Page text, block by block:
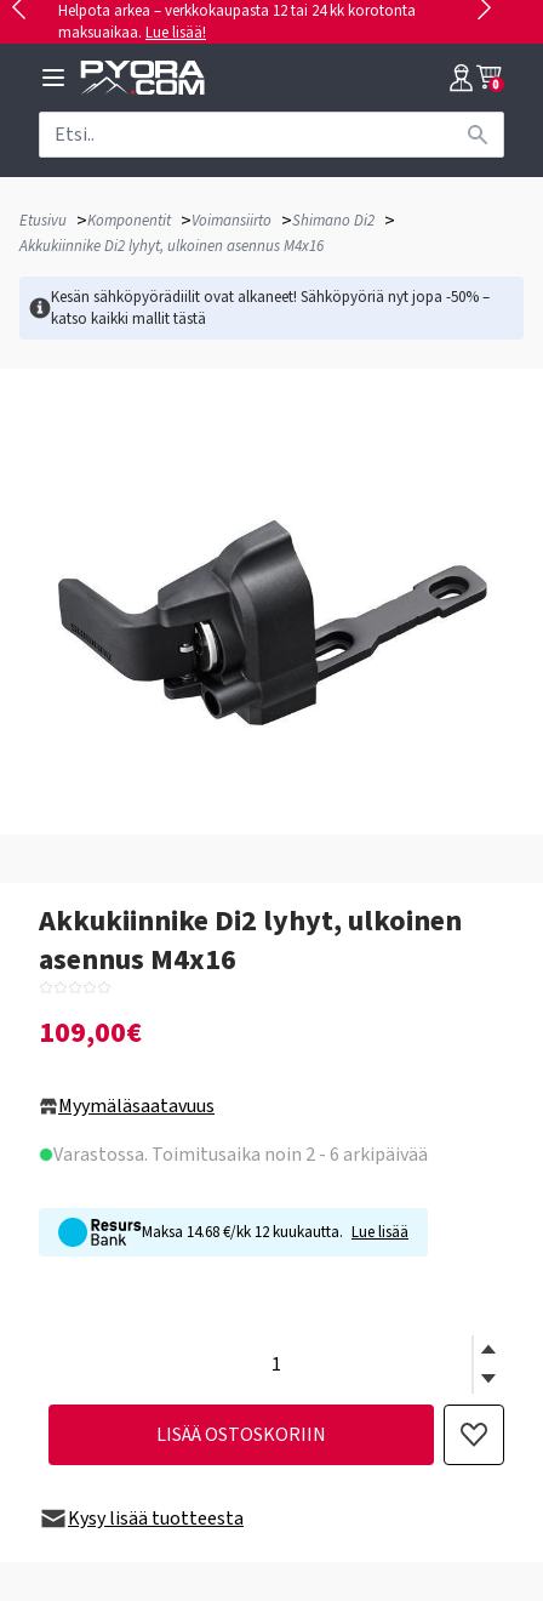
Helpota arkea – verkkokaupasta 12 tai 24 kk korotonta
maksuaikaa. Lue lisää!
0
Etusivu >Komponentit >Voimansiirto >Shimano Di2 >
Akkukiinnike Di2 lyhyt, ulkoinen asennus M4x16
Kesän sähköpyörädiilit ovat alkaneet! Sähköpyöriä nyt jopa -50% –
katso kaikki mallittästä
Akkukiinnike Di2 lyhyt, ulkoinen
asennus M4x16
109,00€
Myymäläsaatavuus
Varastossa. Toimitusaika noin 2 - 6 arkipäivää
Maksa 14.68 €/kk 12 kuukautta. Lue lisää
LISÄÄ OSTOSKORIIN
Kysy lisää tuotteesta